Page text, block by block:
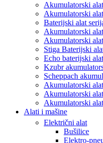
Akumulatorski
Akumulatorski
Baterijski alat
Akumulatorski
Akumulatorski
Stiga Baterijski
Echo baterijski
Kzubr
Scheppach
Akumulatorski
Akumulatorski
Akumulatorski
Alati i mašine
Električni alat
Bušilice
Elektro-